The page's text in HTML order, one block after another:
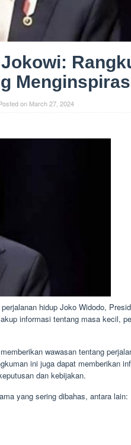
on March 27, 2024
hidup Joko Widodo,
informasi tentang masa kecil,
wawasan tentang
ini juga dapat memberikan
dan kebijakan.
yang sering dibahas, antara lain: